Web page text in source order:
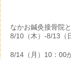
なかお鍼灸接骨院
8/10（木）-8/13（
8/14（月）10：00